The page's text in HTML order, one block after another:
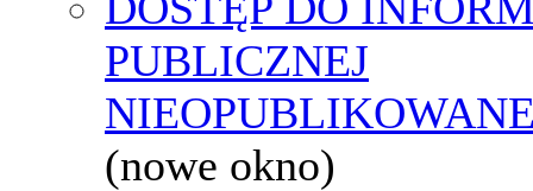
PUBLICZNEJ
(nowe okno)